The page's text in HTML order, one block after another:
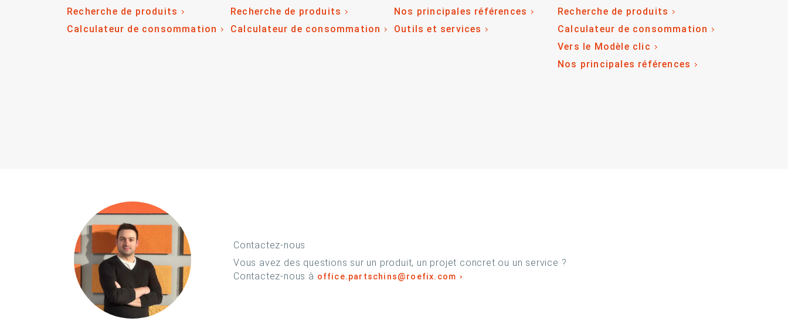
Recherche de produits
Calculateur de consommation
Recherche de produits
Calculateur de consommation
Nos principales références
Outils et services
Recherche de produits
Calculateur de consommation
Vers le Modèle clic
Nos principales références
Contactez-nous
Vous avez des questions sur un produit, un projet concret ou un service ?
Contactez-nous à office.partschins@roefix.com